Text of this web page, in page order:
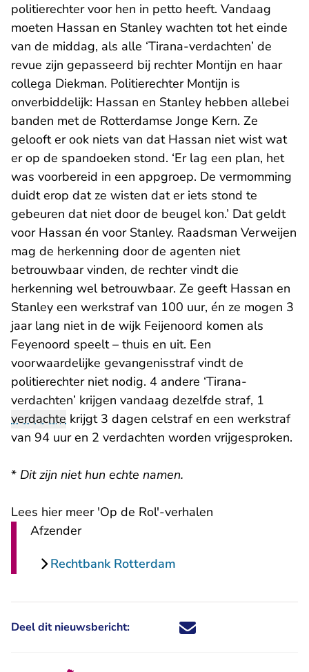
politierechter voor hen in petto heeft. Vandaag
moeten Hassan en Stanley wachten tot het einde
van de middag, als alle ‘Tirana-verdachten’ de
revue zijn gepasseerd bij rechter Montijn en haar
collega Diekman. Politierechter Montijn is
onverbiddelijk: Hassan en Stanley hebben allebei
banden met de Rotterdamse Jonge Kern. Ze
gelooft er ook niets van dat Hassan niet wist wat
er op de spandoeken stond. ‘Er lag een plan, het
was voorbereid in een appgroep. De vermomming
duidt erop dat ze wisten dat er iets stond te
gebeuren dat niet door de beugel kon.’ Dat geldt
voor Hassan én voor Stanley. Raadsman Verweijen
mag de herkenning door de agenten niet
betrouwbaar vinden, de rechter vindt die
herkenning wel betrouwbaar. Ze geeft Hassan en
Stanley een werkstraf van 100 uur, én ze mogen 3
jaar lang niet in de wijk Feijenoord komen als
Feyenoord speelt – thuis en uit. Een
voorwaardelijke gevangenisstraf vindt de
politierechter niet nodig. 4 andere ‘Tirana-
verdachten’ krijgen vandaag dezelfde straf, 1
verdachte krijgt 3 dagen celstraf en een werkstraf
van 94 uur en 2 verdachten worden vrijgesproken.
* Dit zijn niet hun echte namen.
Lees hier meer 'Op de Rol'-verhalen
Afzender
Rechtbank Rotterdam
Deel dit nieuwsbericht: Deel dit nieuwsbericht via X -
Deel dit nieuwsbericht via
Deel dit nieuwsbericht
Deel dit